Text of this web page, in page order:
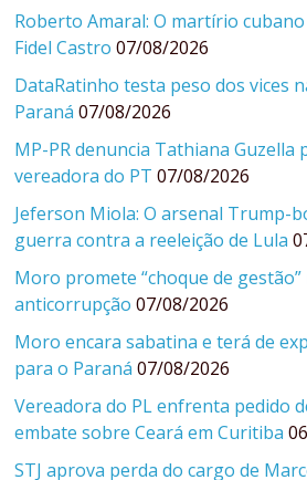
Roberto Amaral: O martírio
Fidel Castro 07/08/2026
DataRatinho testa peso dos vices
Paraná 07/08/2026
MP-PR denuncia Tathiana Guzella
vereadora do PT 07/08/2026
Jeferson Miola: O arsenal Trump-
guerra contra a reeleição de Lula
Moro promete “choque de
anticorrupção 07/08/2026
Moro encara sabatina e terá de
para o Paraná 07/08/2026
Vereadora do PL enfrenta pedido
embate sobre Ceará em Curitiba
STJ aprova perda do cargo de